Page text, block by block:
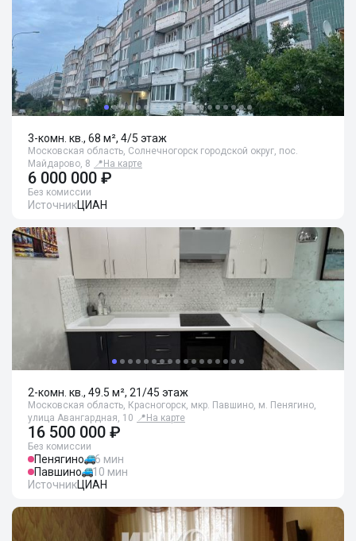
3-комн. кв., 68 м², 4/5 этаж
Московская область, Солнечногорск городской округ, пос.
Майдарово, 8 📍 На карте
6 000 000 ₽
Без комиссии
ИсточникЦИАН
2-комн. кв., 49.5 м², 21/45 этаж
Московская область, Красногорск, мкр. Павшино, м. Пенягино,
улица Авангардная, 10 📍 На карте
16 500 000 ₽
Без комиссии
Пенягино
6 мин
Павшино
10 мин
ИсточникЦИАН